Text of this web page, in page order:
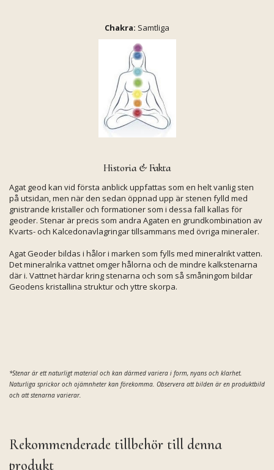
Chakra: Samtliga
Historia & Fakta
Agat geod kan vid första anblick uppfattas som en helt vanlig sten
på utsidan, men när den sedan öppnad upp är stenen fylld med
gnistrande kristaller och formationer som i dessa fall kallas för
geoder. Stenar är precis som andra Agaten en grundkombination av
Kvarts- och Kalcedonavlagringar tillsammans med övriga mineraler.
Agat Geoder bildas i hålor i marken som fylls med mineralrikt vatten.
Det mineralrika vattnet omger hålorna och de mindre kalkstenarna
där i. Vattnet härdar kring stenarna och som så småningom bildar
Geodens kristallina struktur och yttre skorpa.
*Stenar är ett naturligt material och kan därmed variera i form, nyans och klarhet.
Naturliga sprickor och ojämnheter kan förekomma. Observera att bilden är en produktbild
och att stenarna varierar.
Rekommenderade tillbehör till denna
produkt